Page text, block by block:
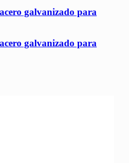
galvanizado para
galvanizado para